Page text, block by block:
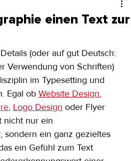
einen Text zur
(oder auf gut Deutsch:
Verwendung von Schriften)
im Typesetting und
Egal ob Website Design,
, Logo Design oder Flyer
nicht nur ein
sondern ein ganz gezieltes
ein Gefühl zum Text